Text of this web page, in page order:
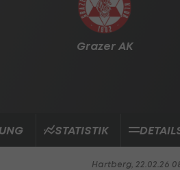
Grazer AK
STATISTIK
Hartberg, 22.02.26